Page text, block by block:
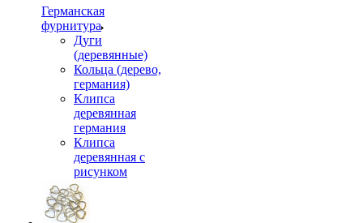
Германская
фурнитура
Дуги
(деревянные)
Кольца (дерево,
германия)
Клипса
деревянная
германия
Клипса
деревянная с
рисунком